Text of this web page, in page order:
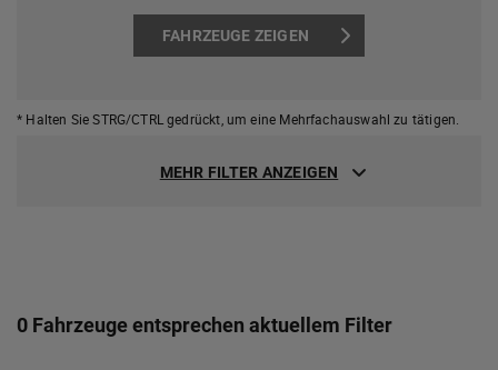
FAHRZEUGE ZEIGEN
* Halten Sie STRG/CTRL gedrückt, um eine Mehrfachauswahl zu tätigen.
MEHR FILTER ANZEIGEN
0 Fahrzeuge entsprechen aktuellem Filter